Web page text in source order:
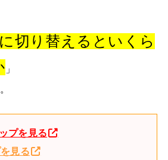
切り替えるといくら
」
プを見る
見る